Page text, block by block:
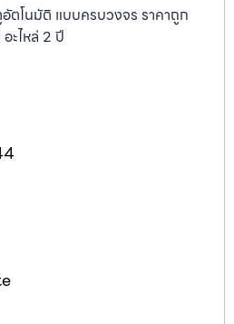
ตโนมัติ แบบครบวงจร ราคาถูก
ะไหล่ 2 ปี